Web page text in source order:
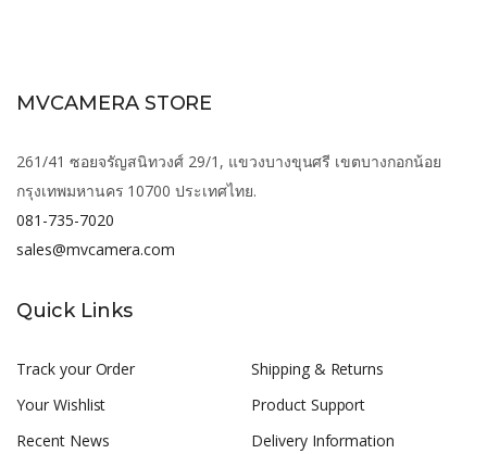
MVCAMERA STORE
261/41 ซอยจรัญสนิทวงศ์ 29/1, แขวงบางขุนศรี เขตบางกอกน้อย
กรุงเทพมหานคร 10700 ประเทศไทย.
081-735-7020
sales@mvcamera.com
Quick Links
Track your Order
Your Wishlist
Recent News
Shipping & Returns
Product Support
Delivery Information